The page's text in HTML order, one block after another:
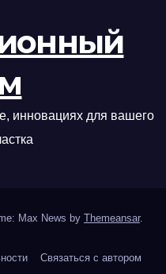
инновациях для вашего
Max News by Themeansar.
Связаться с автором